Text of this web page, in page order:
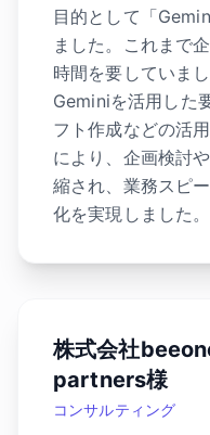
目的として「
ました。これまで
時間を要していま
Geminiを活用した
フト作成などの活
により、企画検討
縮され、業務スピ
化を実現しました。
株式会社
partners様
コンサルティング